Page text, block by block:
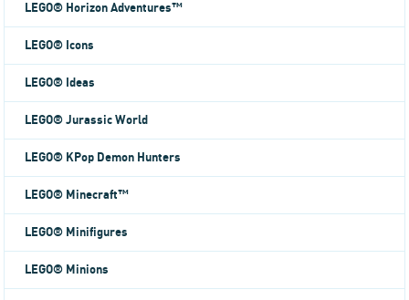
LEGO® Horizon Adventures™
LEGO® Icons
LEGO® Ideas
LEGO® Jurassic World
LEGO® KPop Demon Hunters
LEGO® Minecraft™
LEGO® Minifigures
LEGO® Minions